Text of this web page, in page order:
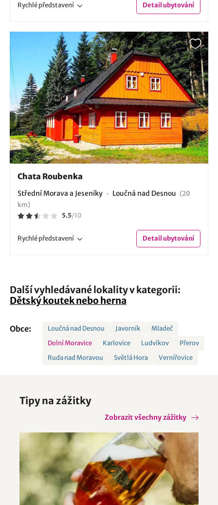
Rychlépředstavení Detailubytování
Chata Roubenka
Střední Morava a Jeseníky Loučná nad Desnou (20
km)
5.5/10
Rychlépředstavení Detailubytování
Další vyhledávané lokality v kategorii:
Dětský koutek nebo herna
Obce: Loučná nad Desnou Javorník
Mladeč
Dolní Moravice
Karlovice Ludvíkov
Přerov
Ruda nad Moravou
Světlá Hora Vernířovice
Tipy na zážitky
Zobrazit všechny zážitky